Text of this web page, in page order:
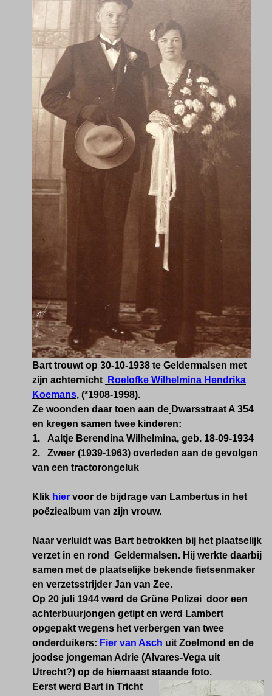
Bart trouwt op 30-10-1938 te Geldermalsen met
zijn achternicht
Roelofke Wilhelmina Hendrika
Koemans, (*1908-1998).
Ze woonden daar toen aan de Dwarsstraat A 354
en kregen samen twee kinderen:
1.
Aaltje Berendina Wilhelmina, geb. 18-09-1934
2.
Zweer (1939-1963) overleden aan de gevolgen
van een tractorongeluk
Klik hier voor de bijdrage van Lambertus in het
poëziealbum van zijn vrouw.
Naar verluidt was Bart betrokken bij het plaatselijk
verzet in en rond Geldermalsen. Hij werkte daarbij
samen met de plaatselijke bekende fietsenmaker
en verzetsstrijder Jan van Zee.
Op 20 juli 1944 werd de Grüne Polizei door een
achterbuurjongen getipt en werd Lambert
opgepakt wegens het verbergen van twee
onderduikers: Fier van Asch uit Zoelmond en de
joodse jongeman Adrie (Alvares-Vega uit
Utrecht?) op de hiernaast staande foto.
Eerst werd Bart in Tricht